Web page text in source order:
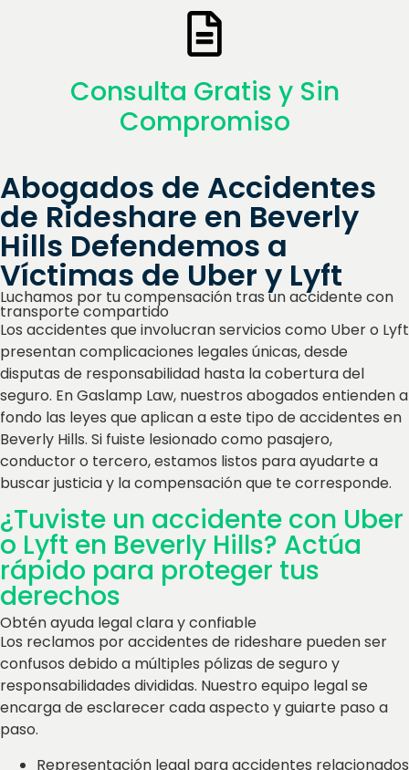
Consulta Gratis y Sin
Compromiso
Abogados de Accidentes
de Rideshare en Beverly
Hills Defendemos a
Víctimas de Uber y Lyft
Luchamos por tu compensación tras un accidente con
transporte compartido
Los accidentes que involucran servicios como Uber o Lyft
presentan complicaciones legales únicas, desde
disputas de responsabilidad hasta la cobertura del
seguro. En Gaslamp Law, nuestros abogados entienden a
fondo las leyes que aplican a este tipo de accidentes en
Beverly Hills. Si fuiste lesionado como pasajero,
conductor o tercero, estamos listos para ayudarte a
buscar justicia y la compensación que te corresponde.
¿Tuviste un accidente con Uber
o Lyft en Beverly Hills? Actúa
rápido para proteger tus
derechos
Obtén ayuda legal clara y confiable
Los reclamos por accidentes de rideshare pueden ser
confusos debido a múltiples pólizas de seguro y
responsabilidades divididas. Nuestro equipo legal se
encarga de esclarecer cada aspecto y guiarte paso a
paso.
Representación legal para accidentes relacionados